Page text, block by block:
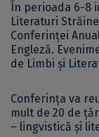
În perioada 6-8
Literaturi
Conferinţei
Engleză.
de Limbi şi
Conferința va
mult de 20 de
– lingvistică şi